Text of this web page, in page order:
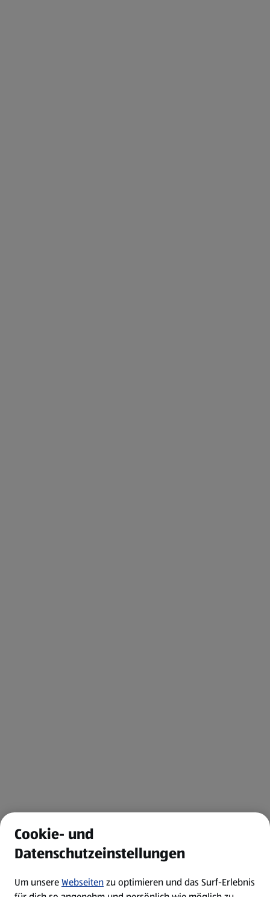
Cookie- und
Datenschutzeinstellungen
Um unsereWebseitenzu optimieren und das Surf-Erlebnis